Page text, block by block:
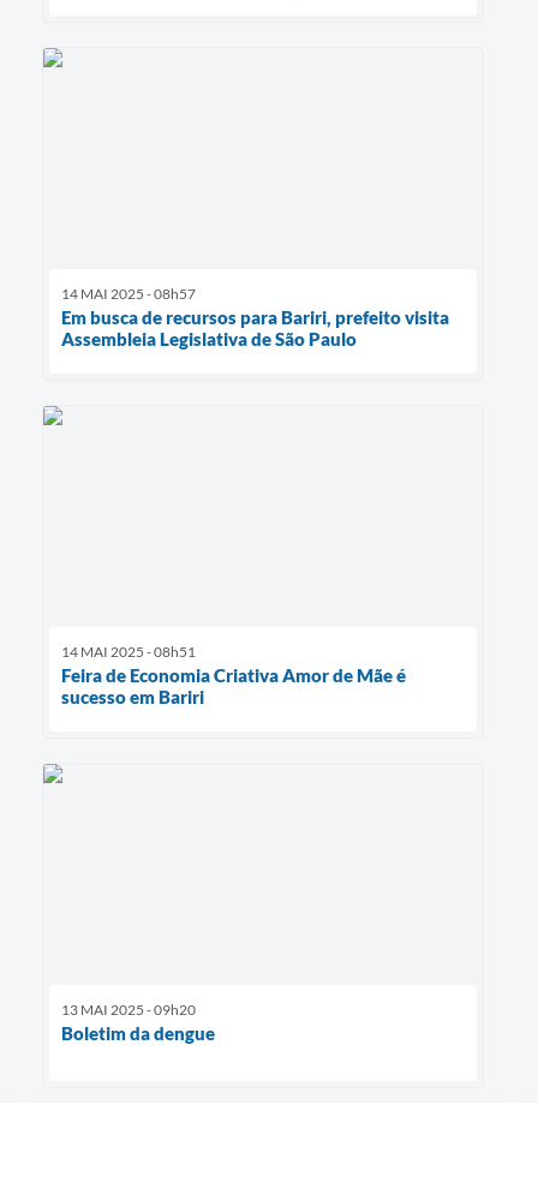
14 MAI 2025 - 08h57
Em busca de recursos para Bariri, prefeito visita
Assembleia Legislativa de São Paulo
14 MAI 2025 - 08h51
Feira de Economia Criativa Amor de Mãe é
sucesso em Bariri
13 MAI 2025 - 09h20
Boletim da dengue